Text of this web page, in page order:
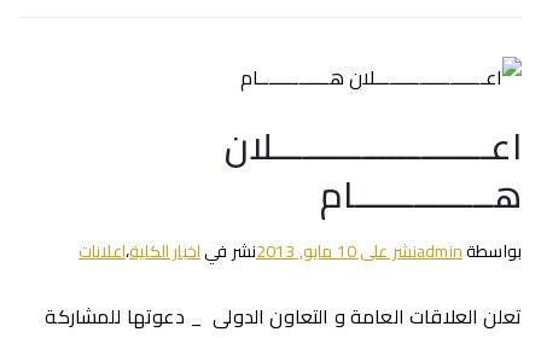
اعــــــــــــــــــــــلان
هــــــــــــــام
بواسطةadminنشر على10 مايو, 2013 نشر فياخبار الكلية،اعلانات
تعلن العلاقات العامة و التعاون الدولى _ دعوتها للمشاركة